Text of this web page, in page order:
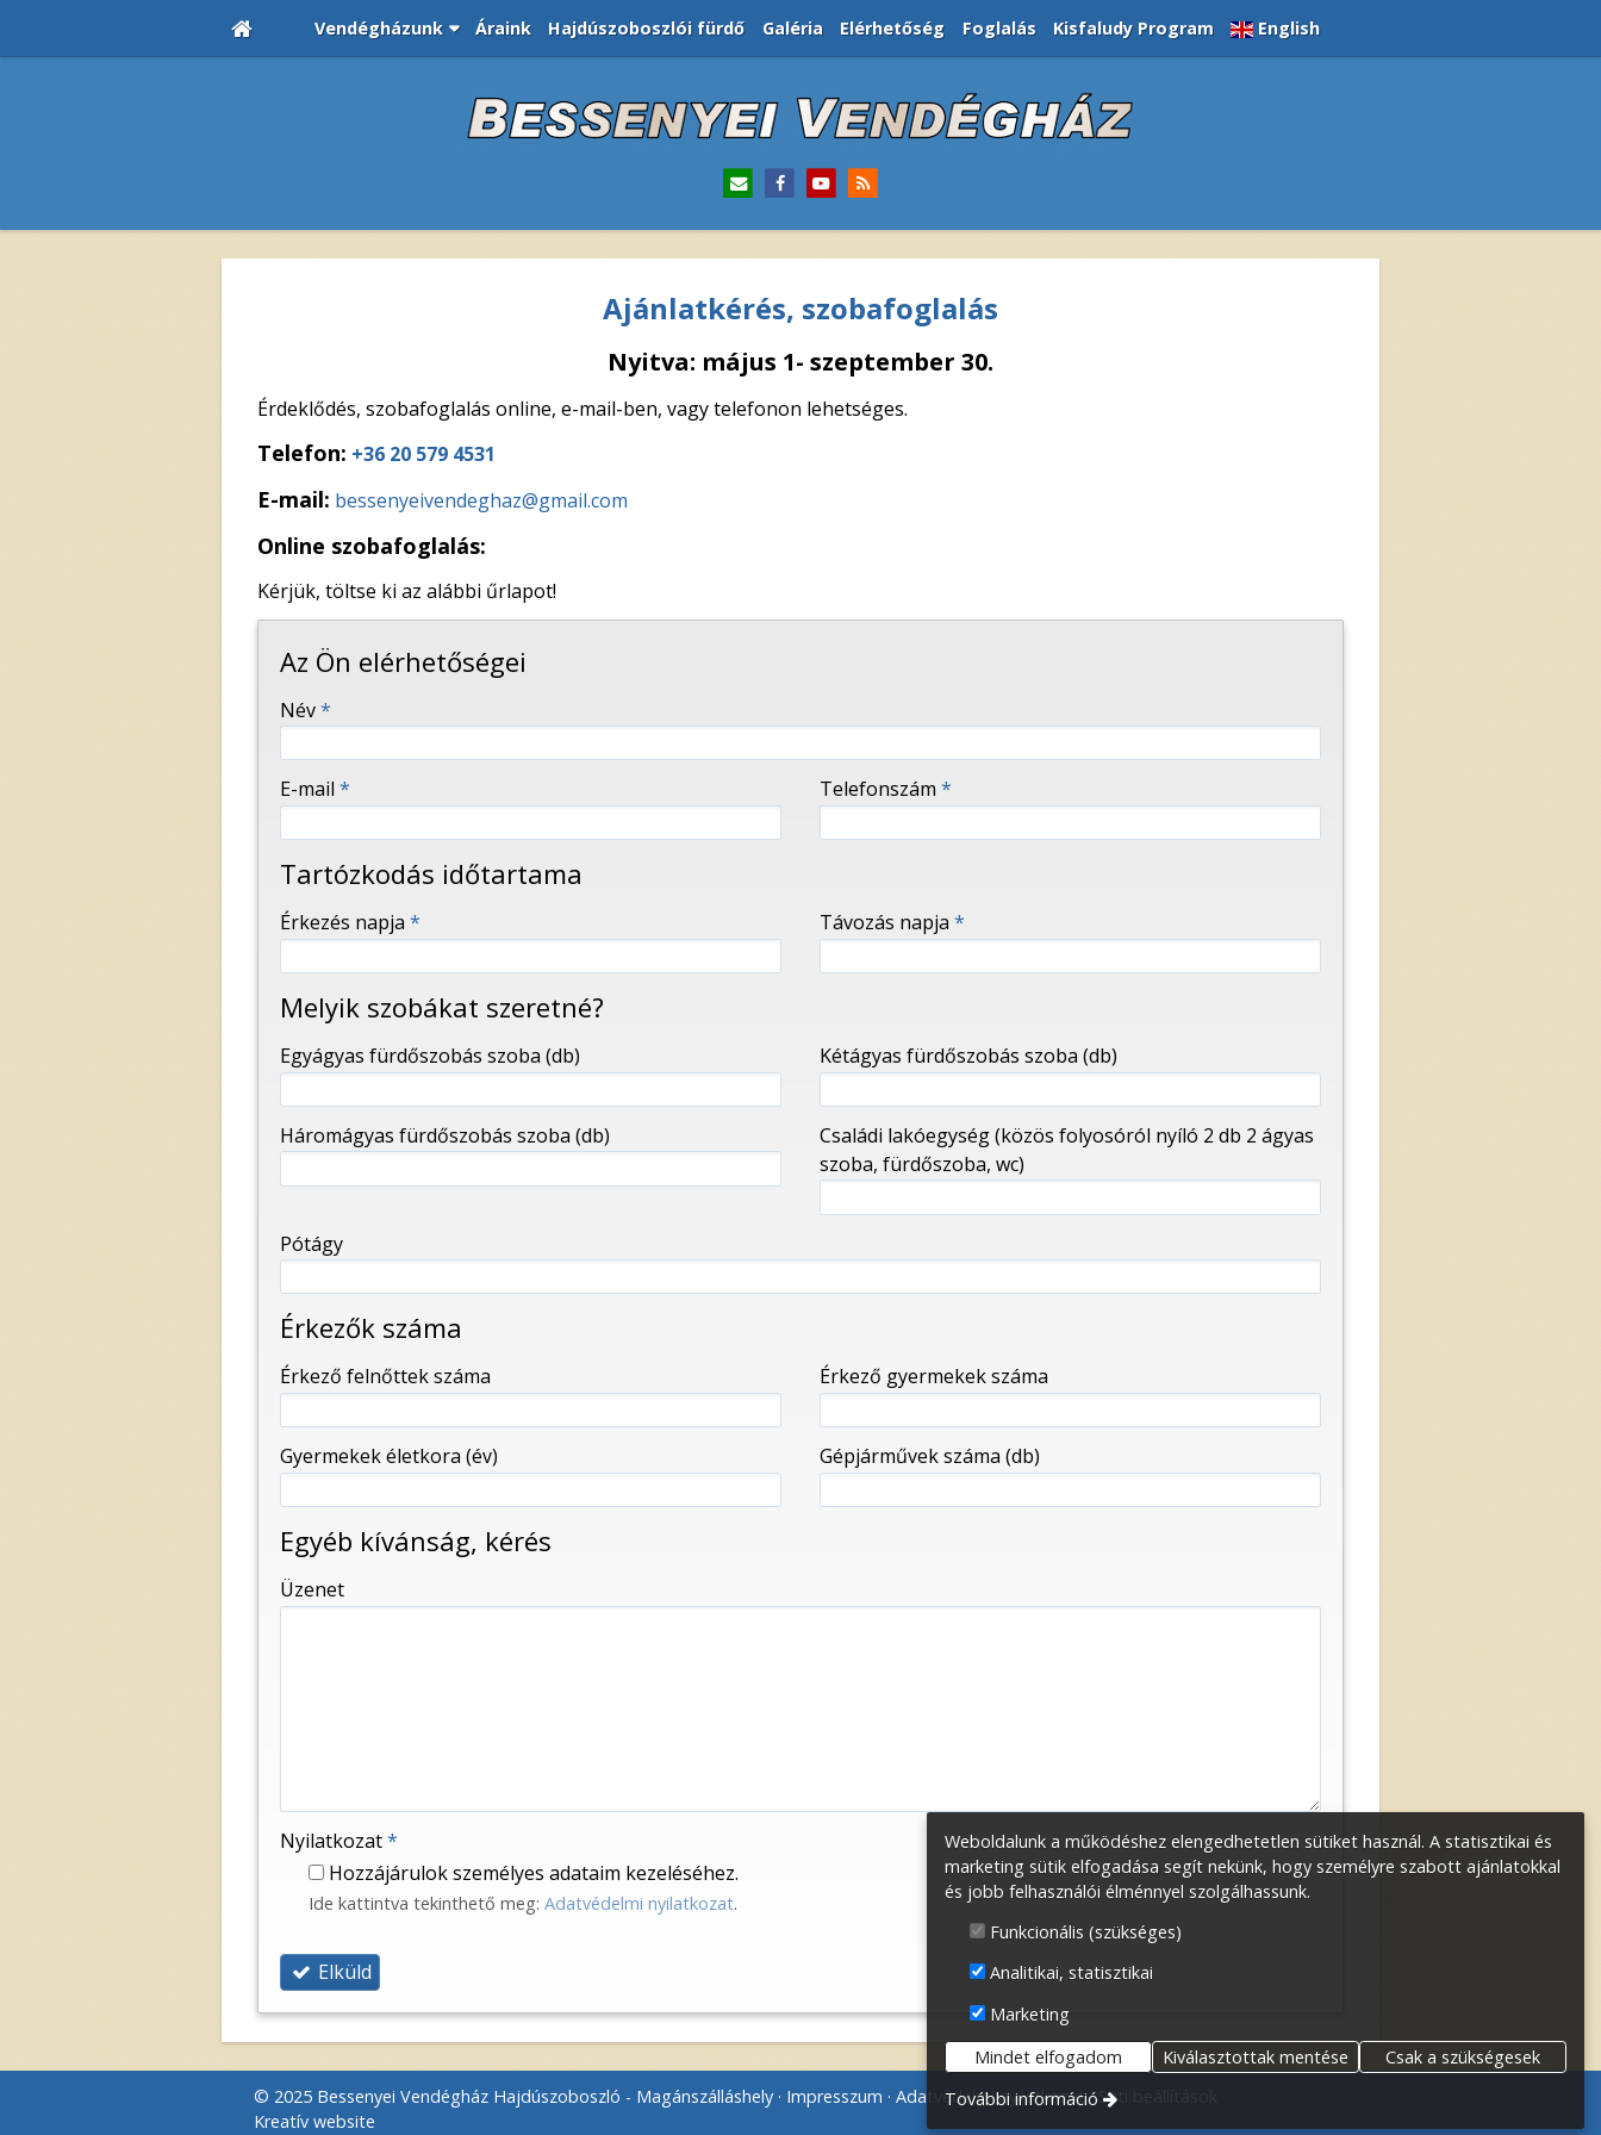
Vendégházunk Áraink Hajdúszoboszlói fürdő Galéria Elérhetőség Foglalás Kisfaludy Program English
Ajánlatkérés, szobafoglalás
Nyitva: május 1- szeptember 30.
Érdeklődés, szobafoglalás online, e-mail-ben, vagy telefonon lehetséges.
Telefon: +36 20 579 4531
E-mail: bessenyeivendeghaz@gmail.com
Online szobafoglalás:
Kérjük, töltse ki az alábbi űrlapot!
-
-
-
-
-
Az Ön elérhetőségei
Név*
E-mail * Telefonszám *
Tartózkodás időtartama
Érkezés napja * Távozás napja *
Melyik szobákat szeretné?
Egyágyas fürdőszobás szoba (db) Kétágyas fürdőszobás szoba (db)
Háromágyas fürdőszobás szoba (db)
Családi lakóegység (közös folyosóról nyíló 2 db 2 ágyas
szoba, fürdőszoba, wc)
Pótágy
Érkezők száma
Érkező felnőttek száma Érkező gyermekek száma
Gyermekek életkora (év) Gépjárművek száma (db)
Egyéb kívánság, kérés
Üzenet
Nyilatkozat*
Hozzájárulok személyes adataim kezeléséhez.
Ide kattintva tekinthető meg: Adatvédelmi nyilatkozat.
Elküld
© 2025 Bessenyei Vendégház Hajdúszoboszló - Magánszálláshely Impresszum Adatvédelmi nyilatkozat
Süti beállítások
Kreatív website
Weboldalunk a működéshez elengedhetetlen sütiket használ. A statisztikai és
marketing sütik elfogadása segít nekünk, hogy személyre szabott ajánlatokkal
és jobb felhasználói élménnyel szolgálhassunk.
Funkcionális (szükséges)
Analitikai, statisztikai
Marketing
Mindet elfogadom
Kiválasztottak mentése
Csak a szükségesek
További információ